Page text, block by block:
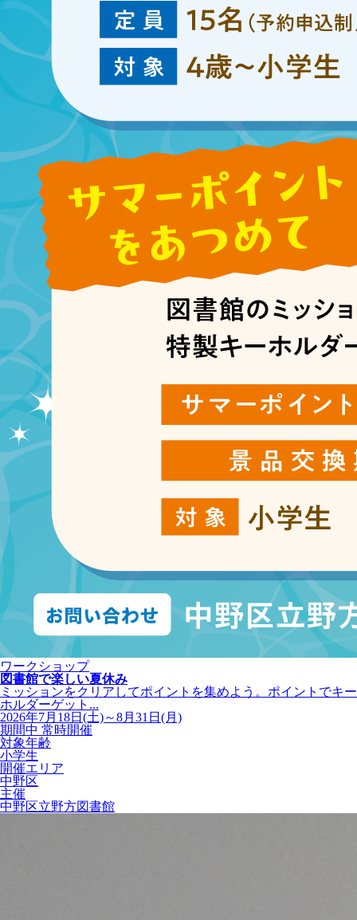
ワークショップ
図書館で楽しい夏休み
ミッションをクリアしてポイントを集めよう。ポイントでキー
ホルダーゲット...
2026年7月18日(土)～8月31日(月)
期間中 常時開催
対象年齢
小学生
開催エリア
中野区
主催
中野区立野方図書館